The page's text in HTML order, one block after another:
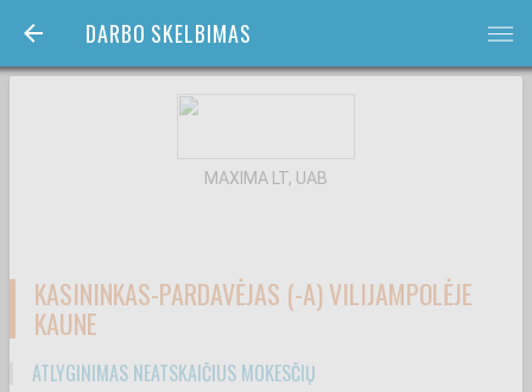
DARBO SKELBIMAS bars
MAXIMA LT, UAB
KASININKAS-PARDAVĖJAS (-A) VILIJAMPOLĖJE
KAUNE
ATLYGINIMAS NEATSKAIČIUS MOKESČIŲ